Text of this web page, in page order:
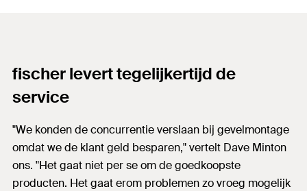
fischer levert tegelijkertijd de
service
"We konden de concurrentie verslaan bij gevelmontage
omdat we de klant geld besparen," vertelt Dave Minton
ons. "Het gaat niet per se om de goedkoopste
producten. Het gaat erom problemen zo vroeg mogelijk